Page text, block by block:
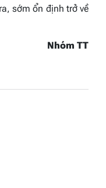
sớm ổn định trở về
Nhóm TT